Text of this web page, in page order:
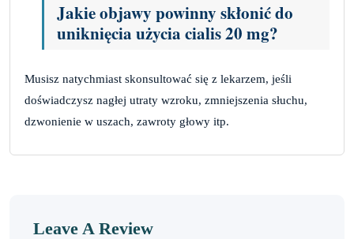
Jakie objawy powinny skłonić do
uniknięcia użycia cialis 20 mg?
Musisz natychmiast skonsultować się z lekarzem, jeśli
doświadczysz nagłej utraty wzroku, zmniejszenia słuchu,
dzwonienie w uszach, zawroty głowy itp.
Leave A Review